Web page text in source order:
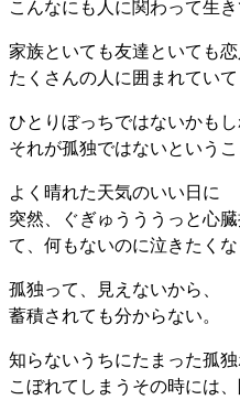
こんなにも人に関わって生き
家族といても友達といても恋
たくさんの人に囲まれてい
ひとりぼっちではないかもし
それが孤独ではないという
よく晴れた天気のいい日に
突然、ぐぎゅうううっと心
て、何もないのに泣きたくな
孤独って、見えないから、
蓄積されても分からない。
知らないうちにたまった孤独
こぼれてしまうその時には